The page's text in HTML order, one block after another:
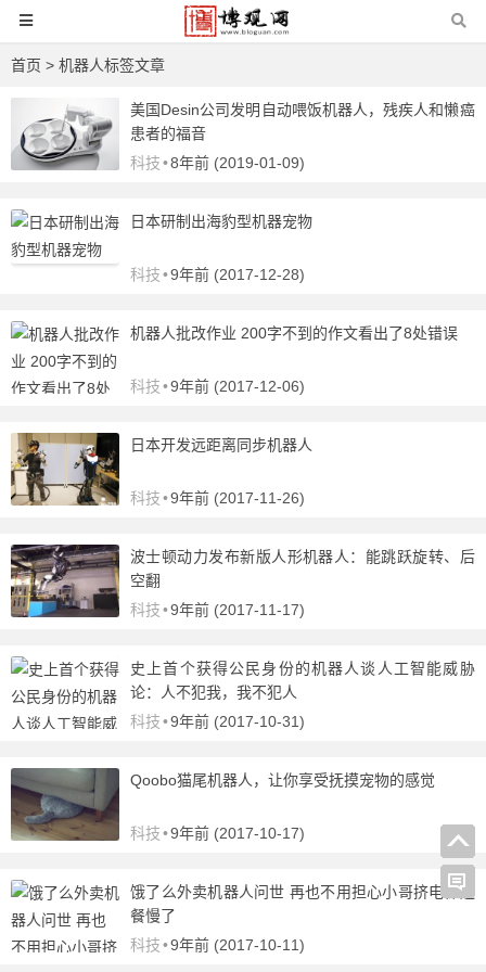
首页 > 机器人标签文章
美国Desin公司发明自动喂饭机器人，残疾人和懒癌
患者的福音
科技•8年前 (2019-01-09)
日本研制出海豹型机器宠物
科技•9年前 (2017-12-28)
机器人批改作业 200字不到的作文看出了8处错误
科技•9年前 (2017-12-06)
日本开发远距离同步机器人
科技•9年前 (2017-11-26)
波士顿动力发布新版人形机器人：能跳跃旋转、后
空翻
科技•9年前 (2017-11-17)
史上首个获得公民身份的机器人谈人工智能威胁
论：人不犯我，我不犯人
科技•9年前 (2017-10-31)
Qoobo猫尾机器人，让你享受抚摸宠物的感觉
科技•9年前 (2017-10-17)
饿了么外卖机器人问世 再也不用担心小哥挤电梯送
餐慢了
科技•9年前 (2017-10-11)